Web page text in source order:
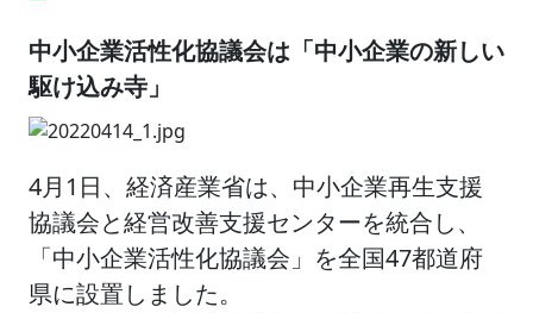
中小企業活性化協議会は「中小企業の新しい
駆け込み寺」
4月1日、経済産業省は、中小企業再生支援
協議会と経営改善支援センターを統合し、
「中小企業活性化協議会」を全国47都道府
県に設置しました。